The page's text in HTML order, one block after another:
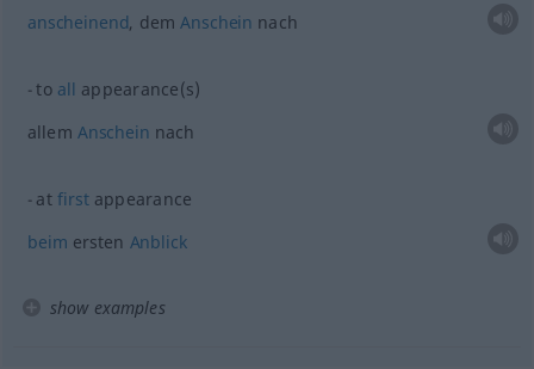
anscheinend, demAnschein nach
to all appearance(s)
allem Anschein nach
atfirstappearance
beim ersten Anblick
show examples